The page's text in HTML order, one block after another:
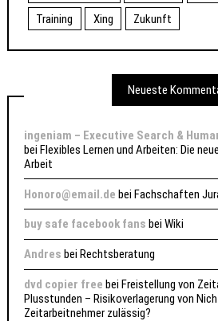
Training
Xing Zukunft
Neueste
ingeniam – Executive Search &
beiFlexibles Lernen und Arbeiten: Die
Arbeit
Honoro@email.de beiFachschaften
buy safe facebook fans beiWiki
Andres beiRechtsberatung
dvd copier free beiFreistellung von
Plusstunden – Risikoverlagerung von
Zeitarbeitnehmer zulässig?